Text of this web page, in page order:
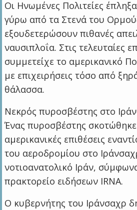
Οι Ηνωμένες Πολιτείες
γύρω από τα Στενά του
εξουδετερώσουν πιθανές
ναυσιπλοΐα. Στις τελευταίες
συμμετείχε το αμερικανικό
με επιχειρήσεις τόσο από
θάλασσα.
Νεκρός πυροσβέστης στο
Ένας πυροσβέστης σκοτώθηκε
αμερικανικές επιθέσεις
του αεροδρομίου στο
νοτιοανατολικό Ιράν,
πρακτορείο ειδήσεων IRNA.
Ο κυβερνήτης του Ιράνσαχρ